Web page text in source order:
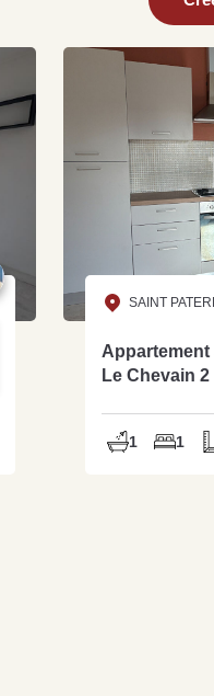
Estimez votre bien
Rapide et gratuit,
quelques clics.
Estimer mon bien
SAINT
Appartement
Le Chevain
1 1